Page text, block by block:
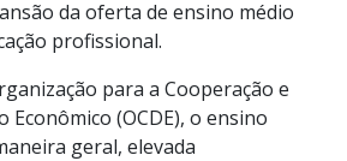
da oferta de ensino médio
profissional.
para a Cooperação e
Econômico (OCDE), o ensino
geral, elevada